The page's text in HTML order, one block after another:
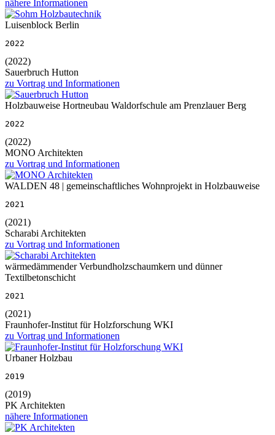
nähere Informationen
Luisenblock Berlin
2022
(2022)
Sauerbruch Hutton
zu Vortrag und Informationen
Holzbauweise Hortneubau Waldorfschule am Prenzlauer Berg
2022
(2022)
MONO Architekten
zu Vortrag und Informationen
WALDEN 48 | gemeinschaftliches Wohnprojekt in Holzbauweise
2021
(2021)
Scharabi Architekten
zu Vortrag und Informationen
wärmedämmender Verbundholzschaumkern und dünner
Textilbetonschicht
2021
(2021)
Fraunhofer-Institut für Holzforschung WKI
zu Vortrag und Informationen
Urbaner Holzbau
2019
(2019)
PK Architekten
nähere Informationen